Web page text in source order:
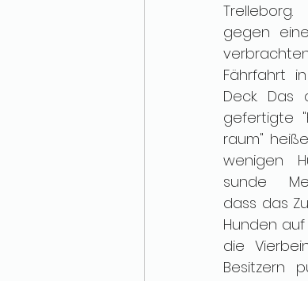
gegen
Fährfahrt
Deck.
gefertigte
raum"
wenigen
sunde
dass das
Hunden
die
Besitzern